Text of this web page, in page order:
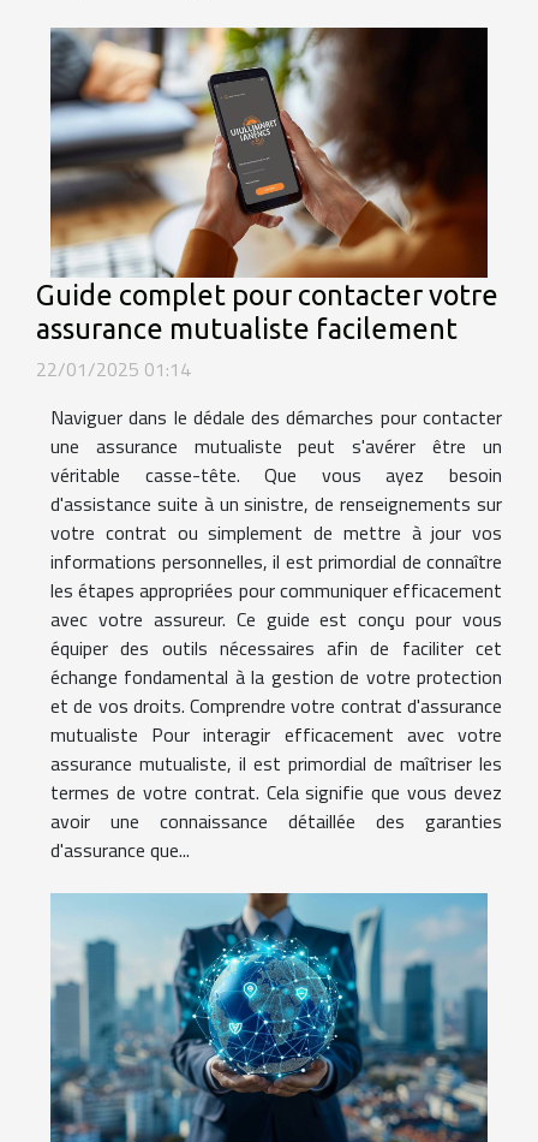
Guide complet pour contacter votre
assurance mutualiste facilement
22/01/2025 01:14
Naviguer dans le dédale des démarches pour contacter
une assurance mutualiste peut s'avérer être un
véritable casse-tête. Que vous ayez besoin
d'assistance suite à un sinistre, de renseignements sur
votre contrat ou simplement de mettre à jour vos
informations personnelles, il est primordial de connaître
les étapes appropriées pour communiquer efficacement
avec votre assureur. Ce guide est conçu pour vous
équiper des outils nécessaires afin de faciliter cet
échange fondamental à la gestion de votre protection
et de vos droits. Comprendre votre contrat d'assurance
mutualiste Pour interagir efficacement avec votre
assurance mutualiste, il est primordial de maîtriser les
termes de votre contrat. Cela signifie que vous devez
avoir une connaissance détaillée des garanties
d'assurance que...